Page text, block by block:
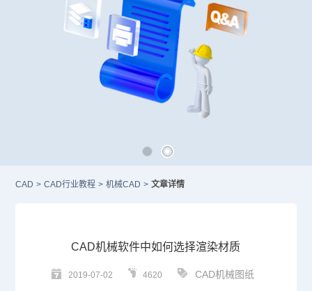
CAD > CAD行业教程 > 机械CAD > 文章详情
CAD机械软件中如何选择渲染材质
2019-07-02 4620 CAD机械图纸